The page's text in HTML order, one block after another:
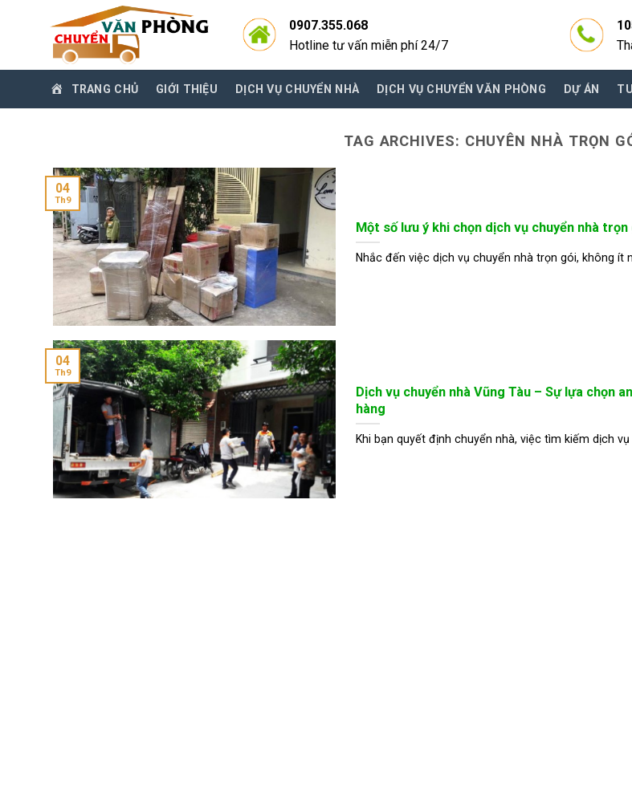
0907.355.068
Hotline tư vấn miễn phí 24/7
TRANG CHỦ GIỚI THIỆU DỊCH VỤ CHUYỂN NHÀ DỊCH VỤ CHUYỂN VĂN PHÒNG DỰ ÁN
TAG ARCHIVES: CHUYÊN NHÀ TRỌN
Một số lưu ý khi chọn dịch vụ chuyển nhà
Nhắc đến việc dịch vụ chuyển nhà trọn gói, không ít
04
Th9
Dịch vụ chuyển nhà Vũng Tàu – Sự lựa chọn
hàng
Khi bạn quyết định chuyển nhà, việc tìm kiếm dịch
04
Th9